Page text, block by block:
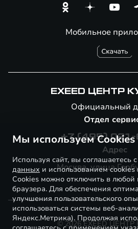
Мобильное
EXEED ЦЕНТР
Официальный
Отдел
+7 (495) 021-
Адрес
Москва, улица
© 2026 EXEED
Мы используем Cookies
Используя сайт, вы соглашаетесь с
данных и использованием cookies
Cookies можно отключить в любой
браузера. Для обеспечения
улучшения пользовательского
использоваться системы веб-
Яндекс.Метрика). Продолжая